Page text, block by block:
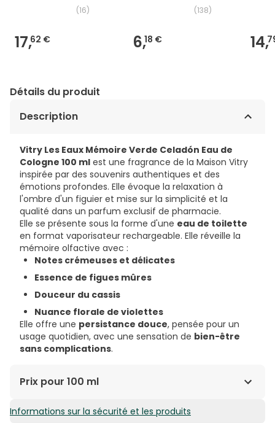
(16)
17,62 €
(138)
6,18 € 14,
Détails du produit
Description
Vitry Les Eaux Mémoire Verde Celadón Eau de
Cologne 100 ml est une fragrance de la Maison Vitry
inspirée par des souvenirs authentiques et des
émotions profondes. Elle évoque la relaxation à
l'ombre d'un figuier et mise sur la simplicité et la
qualité dans un parfum exclusif de pharmacie.
Elle se présente sous la forme d'une eau de toilette
en format vaporisateur rechargeable. Elle réveille la
mémoire olfactive avec :
Notes crémeuses et délicates
Essence de figues mûres
Douceur du cassis
Nuance florale de violettes
Elle offre une persistance douce, pensée pour un
usage quotidien, avec une sensation de bien-être
sans complications.
Prix pour 100 ml
28,90€ / 100 ml
Informations sur la sécurité et les produits